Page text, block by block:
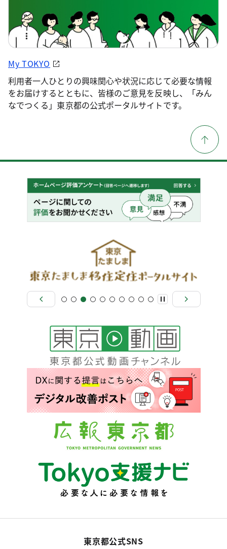
My TOKYO
利用者一人ひとりの興味関心や状況に応じて必要な情報
をお届けするとともに、皆様のご意見を反映し、「みん
なでつくる」東京都の公式ポータルサイトです。
東京都公式SNS